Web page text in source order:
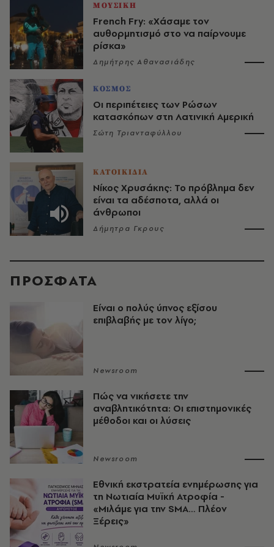
ΜΟΥΣΙΚΗ
French Fry: «Χάσαμε τον
αυθορμητισμό στο να παίρνουμε
ρίσκα»
Δημήτρης Αθανασιάδης
ΚΟΣΜΟΣ
Οι περιπέτειες των Ρώσων
κατασκόπων στη Λατινική Αμερική
Σώτη Τριανταφύλλου
ΚΑΤΟΙΚΙΔΙΑ
Νίκος Χρυσάκης: Το πρόβλημα δεν
είναι τα αδέσποτα, αλλά οι
άνθρωποι
Δήμητρα Γκρους
ΠΡΟΣΦΑΤΑ
Είναι ο πολύς ύπνος εξίσου
επιβλαβής με τον λίγο;
Newsroom
Πώς να νικήσετε την
αναβλητικότητα: Οι επιστημονικές
μέθοδοι και οι λύσεις
Newsroom
Εθνική εκστρατεία ενημέρωσης για
τη Νωτιαία Μυϊκή Ατροφία -
«Μιλάμε για την SMA… Πλέον
Ξέρεις»